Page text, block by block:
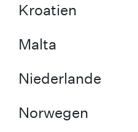
Kroatien
Malta
Niederlande
Norwegen